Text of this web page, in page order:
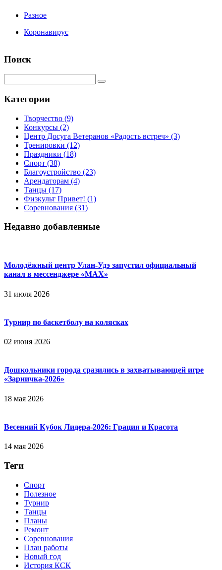
Разное
Коронавирус
Поиск
Категории
Творчество (9)
Конкурсы (2)
Центр Досуга Ветеранов «Радость встреч» (3)
Тренировки (12)
Праздники (18)
Спорт (38)
Благоустройство (23)
Арендаторам (4)
Танцы (17)
Физкульт Привет! (1)
Соревнования (31)
Недавно добавленные
Молодёжный центр Улан-Удэ запустил официальный
канал в мессенджере «МАХ»
31 июля 2026
Турнир по баскетболу на колясках
02 июня 2026
Дошкольники города сразились в захватывающей игре
«Зарничка‑2026»
18 мая 2026
Весенний Кубок Лидера-2026: Гpaция и Кpacoтa
14 мая 2026
Теги
Спорт
Полезное
Турнир
Танцы
Планы
Ремонт
Соревнования
План работы
Новый год
История КСК